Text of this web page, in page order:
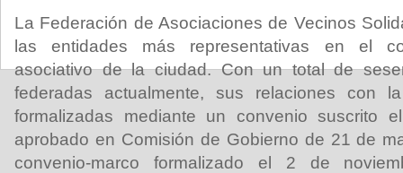
La Federación de Asociaciones de Vecinos
las entidades más representativas en el
asociativo de la ciudad. Con un total de
federadas actualmente, sus relaciones con
formalizadas mediante un convenio suscrito
aprobado en Comisión de Gobierno de 21 de
convenio-marco formalizado el 2 de